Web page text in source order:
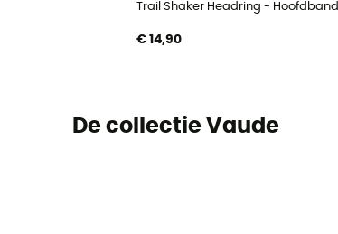
Trail Shaker Headring - Hoofdband
€ 14,90
De collectie Vaude